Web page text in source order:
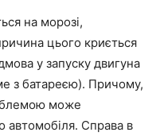
на морозі,
цього криється
у запуску двигуна
з батареєю). Причому,
може
автомобіля. Справа в